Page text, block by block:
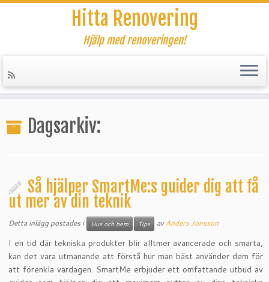
till
innehåll
Hitta Renovering
Hjälp med renoveringen!
Dagsarkiv:
Så hjälper SmartMe:s guider dig att få
ut mer av din teknik
Detta inlägg postades i Hus och hem Tips avAnders Jonsson
I en tid där tekniska produkter blir alltmer avancerade och smarta,
kan det vara utmanande att förstå hur man bäst använder dem för
att förenkla vardagen. SmartMe erbjuder ett omfattande utbud av